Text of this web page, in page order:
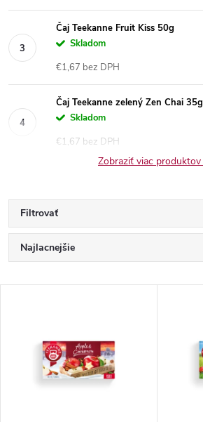
Čaj Teekanne Fruit Kiss 50g
Skladom
€1,67 bez DPH
Čaj Teekanne zelený Zen Chai 35g
Skladom
€1,67 bez DPH
Zobraziť viac produktov
Filtrovať
R
a
Najlacnejšie